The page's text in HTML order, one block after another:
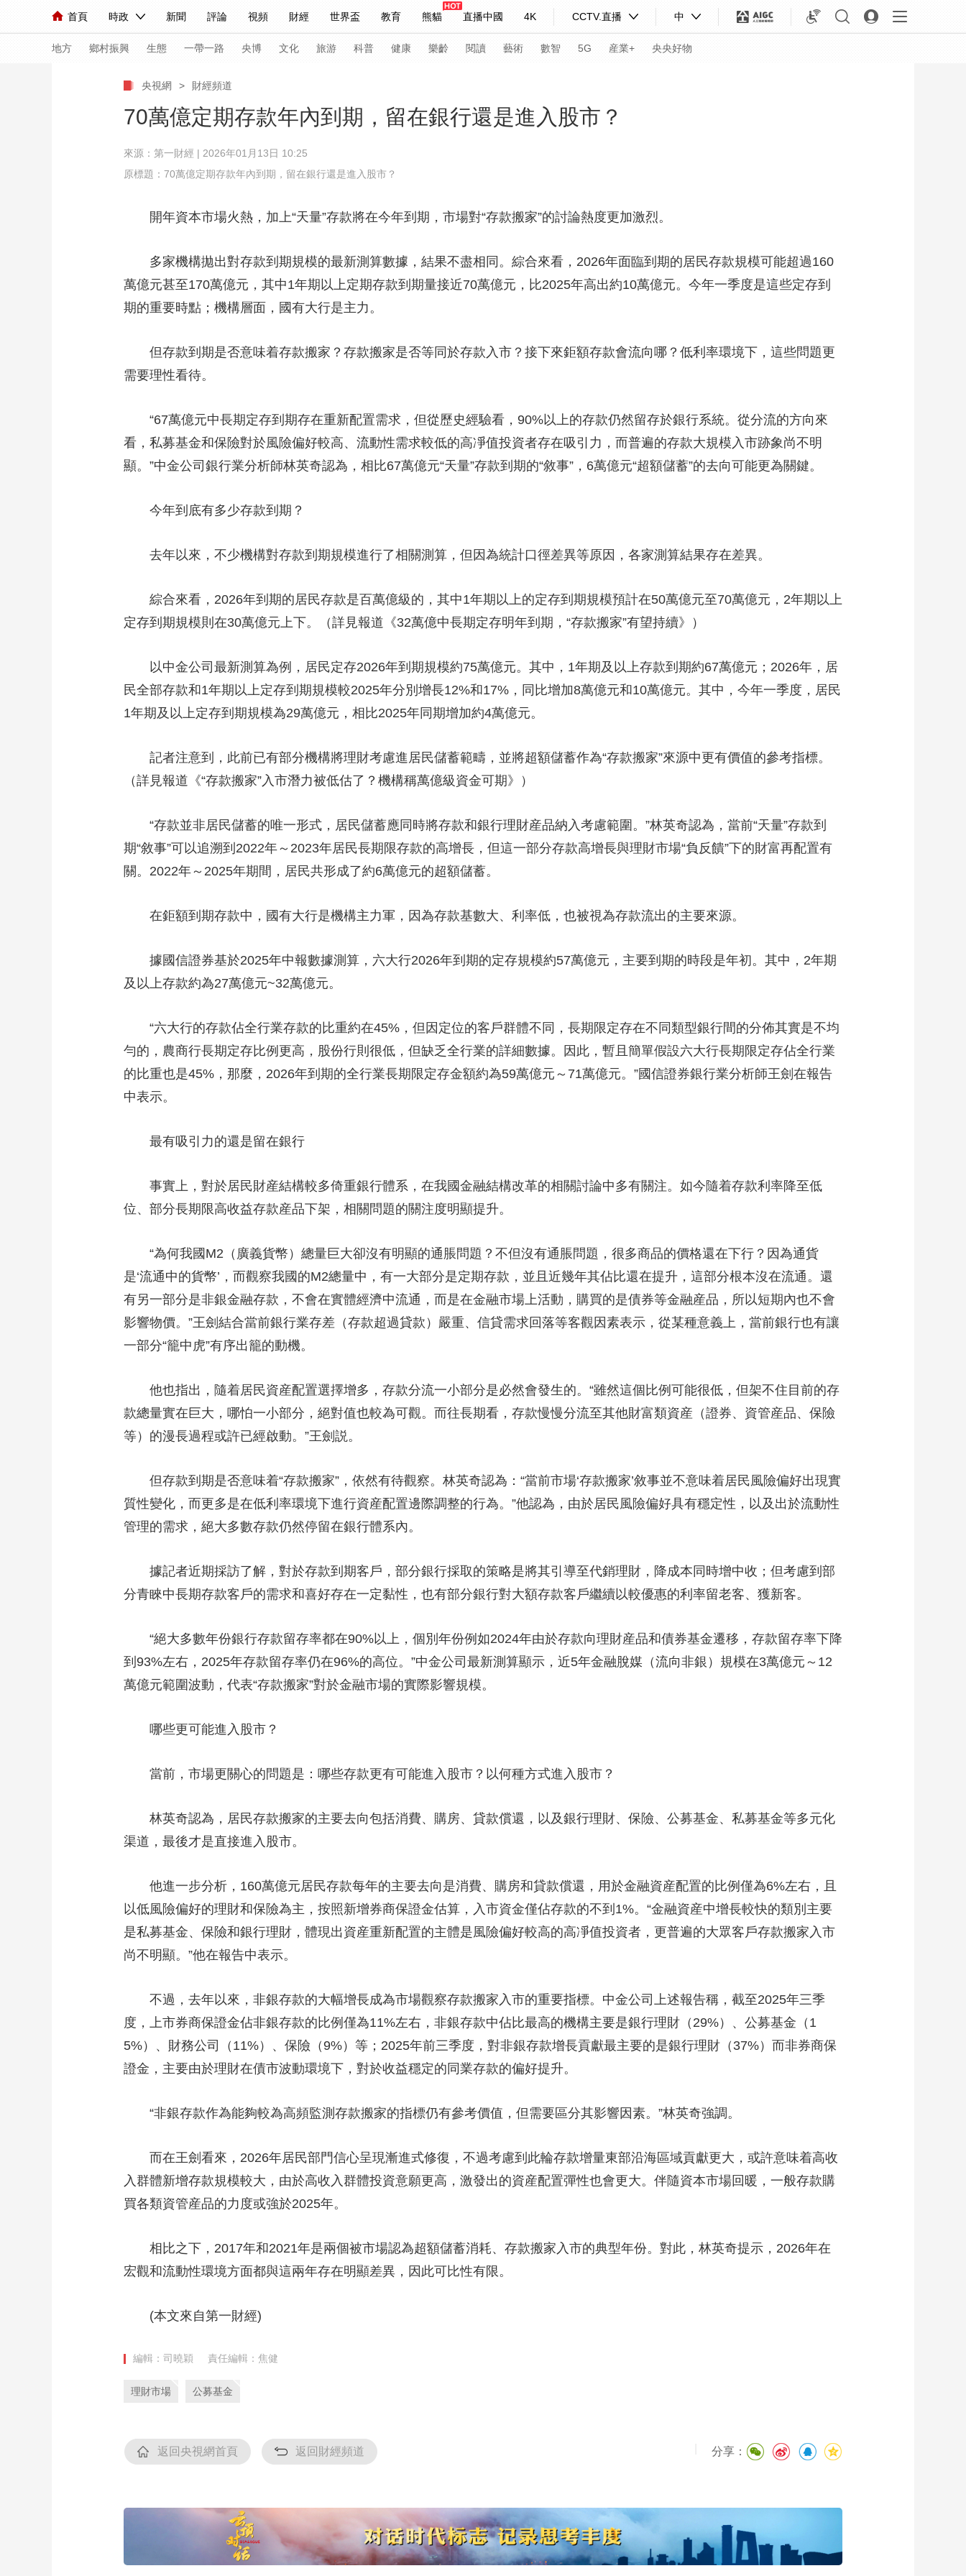
首頁 時政 新聞 評論 視頻 財經 世界盃 教育 熊貓 直播中國 4K CCTV.直播 中
人民領袖習近平 聯播+ 中國領導人 央視快評 習式妙語 熱解讀 天天學習
直播 片庫 欄目大全 節目單 聽音 微視頻 主持人 下載央視影音
海外頻道 iPanda English Монгол
地方 鄉村振興 生態 一帶一路 央博 文化 旅游 科普 健康 樂齡 閱讀 藝術 數智 5G 産業+ 央央好物
小央視頻 小央直播 直播中國 熊貓頻道 VR/AR 4K專區 全景新聞
直播 競猜 2026年世界盃 2026年冬奧會 CBA NBA 中超 國足 國際足球 網球 綜合體育 亞冬會
CCTV奧林匹克頻道 生活體育大會 體育江湖
鄉村振興 生態環境 一帶一路 央博 非遺 文化 旅游 科普 健康 樂齡 閱讀 藝術 汽車 數智 5G 産業+
大國展會
CCTV.節目官網 直播 節目單 欄目 片庫 收視榜 總台企業白名單
央視網 > 財經頻道
70萬億定期存款年內到期，留在銀行還是進入股市？
來源：第一財經 | 2026年01月13日 10:25
原標題：70萬億定期存款年內到期，留在銀行還是進入股市？
開年資本市場火熱，加上“天量”存款將在今年到期，市場對“存款搬家”的討論熱度更加激烈。
多家機構拋出對存款到期規模的最新測算數據，結果不盡相同。綜合來看，2026年面臨到期的居民存款規模可能超過160
萬億元甚至170萬億元，其中1年期以上定期存款到期量接近70萬億元，比2025年高出約10萬億元。今年一季度是這些定存到
期的重要時點；機構層面，國有大行是主力。
但存款到期是否意味着存款搬家？存款搬家是否等同於存款入市？接下來鉅額存款會流向哪？低利率環境下，這些問題更
需要理性看待。
“67萬億元中長期定存到期存在重新配置需求，但從歷史經驗看，90%以上的存款仍然留存於銀行系統。從分流的方向來
看，私募基金和保險對於風險偏好較高、流動性需求較低的高凈值投資者存在吸引力，而普遍的存款大規模入市跡象尚不明
顯。”中金公司銀行業分析師林英奇認為，相比67萬億元“天量”存款到期的“敘事”，6萬億元“超額儲蓄”的去向可能更為關鍵。
今年到底有多少存款到期？
去年以來，不少機構對存款到期規模進行了相關測算，但因為統計口徑差異等原因，各家測算結果存在差異。
綜合來看，2026年到期的居民存款是百萬億級的，其中1年期以上的定存到期規模預計在50萬億元至70萬億元，2年期以上
定存到期規模則在30萬億元上下。（詳見報道《32萬億中長期定存明年到期，“存款搬家”有望持續》）
以中金公司最新測算為例，居民定存2026年到期規模約75萬億元。其中，1年期及以上存款到期約67萬億元；2026年，居
民全部存款和1年期以上定存到期規模較2025年分別增長12%和17%，同比增加8萬億元和10萬億元。其中，今年一季度，居民
1年期及以上定存到期規模為29萬億元，相比2025年同期增加約4萬億元。
記者注意到，此前已有部分機構將理財考慮進居民儲蓄範疇，並將超額儲蓄作為“存款搬家”來源中更有價值的參考指標。
（詳見報道《“存款搬家”入市潛力被低估了？機構稱萬億級資金可期》）
“存款並非居民儲蓄的唯一形式，居民儲蓄應同時將存款和銀行理財産品納入考慮範圍。”林英奇認為，當前“天量”存款到
期“敘事”可以追溯到2022年～2023年居民長期限存款的高增長，但這一部分存款高增長與理財市場“負反饋”下的財富再配置有
關。2022年～2025年期間，居民共形成了約6萬億元的超額儲蓄。
在鉅額到期存款中，國有大行是機構主力軍，因為存款基數大、利率低，也被視為存款流出的主要來源。
據國信證券基於2025年中報數據測算，六大行2026年到期的定存規模約57萬億元，主要到期的時段是年初。其中，2年期
及以上存款約為27萬億元~32萬億元。
“六大行的存款佔全行業存款的比重約在45%，但因定位的客戶群體不同，長期限定存在不同類型銀行間的分佈其實是不均
勻的，農商行長期定存比例更高，股份行則很低，但缺乏全行業的詳細數據。因此，暫且簡單假設六大行長期限定存佔全行業
的比重也是45%，那麼，2026年到期的全行業長期限定存金額約為59萬億元～71萬億元。”國信證券銀行業分析師王劍在報告
中表示。
最有吸引力的還是留在銀行
事實上，對於居民財産結構較多倚重銀行體系，在我國金融結構改革的相關討論中多有關注。如今隨着存款利率降至低
位、部分長期限高收益存款産品下架，相關問題的關注度明顯提升。
“為何我國M2（廣義貨幣）總量巨大卻沒有明顯的通脹問題？不但沒有通脹問題，很多商品的價格還在下行？因為通貨
是‘流通中的貨幣’，而觀察我國的M2總量中，有一大部分是定期存款，並且近幾年其佔比還在提升，這部分根本沒在流通。還
有另一部分是非銀金融存款，不會在實體經濟中流通，而是在金融市場上活動，購買的是債券等金融産品，所以短期內也不會
影響物價。”王劍結合當前銀行業存差（存款超過貸款）嚴重、信貸需求回落等客觀因素表示，從某種意義上，當前銀行也有讓
一部分“籠中虎”有序出籠的動機。
他也指出，隨着居民資産配置選擇增多，存款分流一小部分是必然會發生的。“雖然這個比例可能很低，但架不住目前的存
款總量實在巨大，哪怕一小部分，絕對值也較為可觀。而往長期看，存款慢慢分流至其他財富類資産（證券、資管産品、保險
等）的漫長過程或許已經啟動。”王劍説。
但存款到期是否意味着“存款搬家”，依然有待觀察。林英奇認為：“當前市場‘存款搬家’敘事並不意味着居民風險偏好出現實
質性變化，而更多是在低利率環境下進行資産配置邊際調整的行為。”他認為，由於居民風險偏好具有穩定性，以及出於流動性
管理的需求，絕大多數存款仍然停留在銀行體系內。
據記者近期採訪了解，對於存款到期客戶，部分銀行採取的策略是將其引導至代銷理財，降成本同時增中收；但考慮到部
分青睞中長期存款客戶的需求和喜好存在一定黏性，也有部分銀行對大額存款客戶繼續以較優惠的利率留老客、獲新客。
“絕大多數年份銀行存款留存率都在90%以上，個別年份例如2024年由於存款向理財産品和債券基金遷移，存款留存率下降
到93%左右，2025年存款留存率仍在96%的高位。”中金公司最新測算顯示，近5年金融脫媒（流向非銀）規模在3萬億元～12
萬億元範圍波動，代表“存款搬家”對於金融市場的實際影響規模。
哪些更可能進入股市？
當前，市場更關心的問題是：哪些存款更有可能進入股市？以何種方式進入股市？
林英奇認為，居民存款搬家的主要去向包括消費、購房、貸款償還，以及銀行理財、保險、公募基金、私募基金等多元化
渠道，最後才是直接進入股市。
他進一步分析，160萬億元居民存款每年的主要去向是消費、購房和貸款償還，用於金融資産配置的比例僅為6%左右，且
以低風險偏好的理財和保險為主，按照新增券商保證金估算，入市資金僅佔存款的不到1%。“金融資産中增長較快的類別主要
是私募基金、保險和銀行理財，體現出資産重新配置的主體是風險偏好較高的高凈值投資者，更普遍的大眾客戶存款搬家入市
尚不明顯。”他在報告中表示。
不過，去年以來，非銀存款的大幅增長成為市場觀察存款搬家入市的重要指標。中金公司上述報告稱，截至2025年三季
度，上市券商保證金佔非銀存款的比例僅為11%左右，非銀存款中佔比最高的機構主要是銀行理財（29%）、公募基金（1
5%）、財務公司（11%）、保險（9%）等；2025年前三季度，對非銀存款增長貢獻最主要的是銀行理財（37%）而非券商保
證金，主要由於理財在債市波動環境下，對於收益穩定的同業存款的偏好提升。
“非銀存款作為能夠較為高頻監測存款搬家的指標仍有參考價值，但需要區分其影響因素。”林英奇強調。
而在王劍看來，2026年居民部門信心呈現漸進式修復，不過考慮到此輪存款增量東部沿海區域貢獻更大，或許意味着高收
入群體新增存款規模較大，由於高收入群體投資意願更高，激發出的資産配置彈性也會更大。伴隨資本市場回暖，一般存款購
買各類資管産品的力度或強於2025年。
相比之下，2017年和2021年是兩個被市場認為超額儲蓄消耗、存款搬家入市的典型年份。對此，林英奇提示，2026年在
宏觀和流動性環境方面都與這兩年存在明顯差異，因此可比性有限。
(本文來自第一財經)
編輯：司曉穎 責任編輯：焦健
理財市場 公募基金
返回央視網首頁 返回財經頻道 分享：